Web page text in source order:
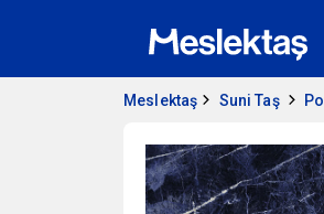
Meslektaş Suni Taş